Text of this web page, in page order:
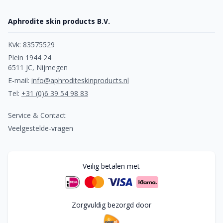
Aphrodite skin products B.V.
Kvk: 83575529
Plein 1944 24
6511 JC, Nijmegen
E-mail: info@aphroditeskinproducts.nl
Tel: +31 (0)6 39 54 98 83
Service & Contact
Veelgestelde-vragen
Veilig betalen met
Zorgvuldig bezorgd door